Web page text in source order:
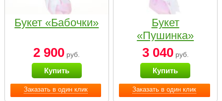
Заказать в один клик
Букет «Бабочки»
2 900 руб.
Купить
Заказать в один клик
Букет
«Пушинка»
3 040руб.
Купить